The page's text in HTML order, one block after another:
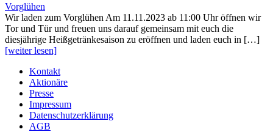
Vorglühen
Wir laden zum Vorglühen Am 11.11.2023 ab 11:00 Uhr öffnen wir
Tor und Tür und freuen uns darauf gemeinsam mit euch die
diesjährige Heißgetränkesaison zu eröffnen und laden euch in […]
[weiter lesen]
Kontakt
Aktionäre
Presse
Impressum
Datenschutzerklärung
AGB